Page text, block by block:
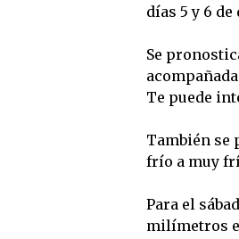
días 5 y 6
Se
Te puede
También se
frío a muy
Para el
milímetros